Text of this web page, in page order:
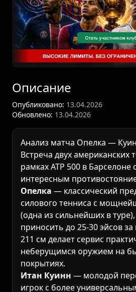
Описание
Опубликовано: 13.04.2026
Обновлено: 13.04.2026
Анализ матча Опелка —
Встреча двух американских
рамках ATP 500 в
интересным
Опелка — классический
силового тенниса с
(одна из сильнейших в
приносить до 25-30 эйсов за
211 см делает сервис
неберущимся оружием на
покрытиях.
Итан Куинн — молодой
игрок с более